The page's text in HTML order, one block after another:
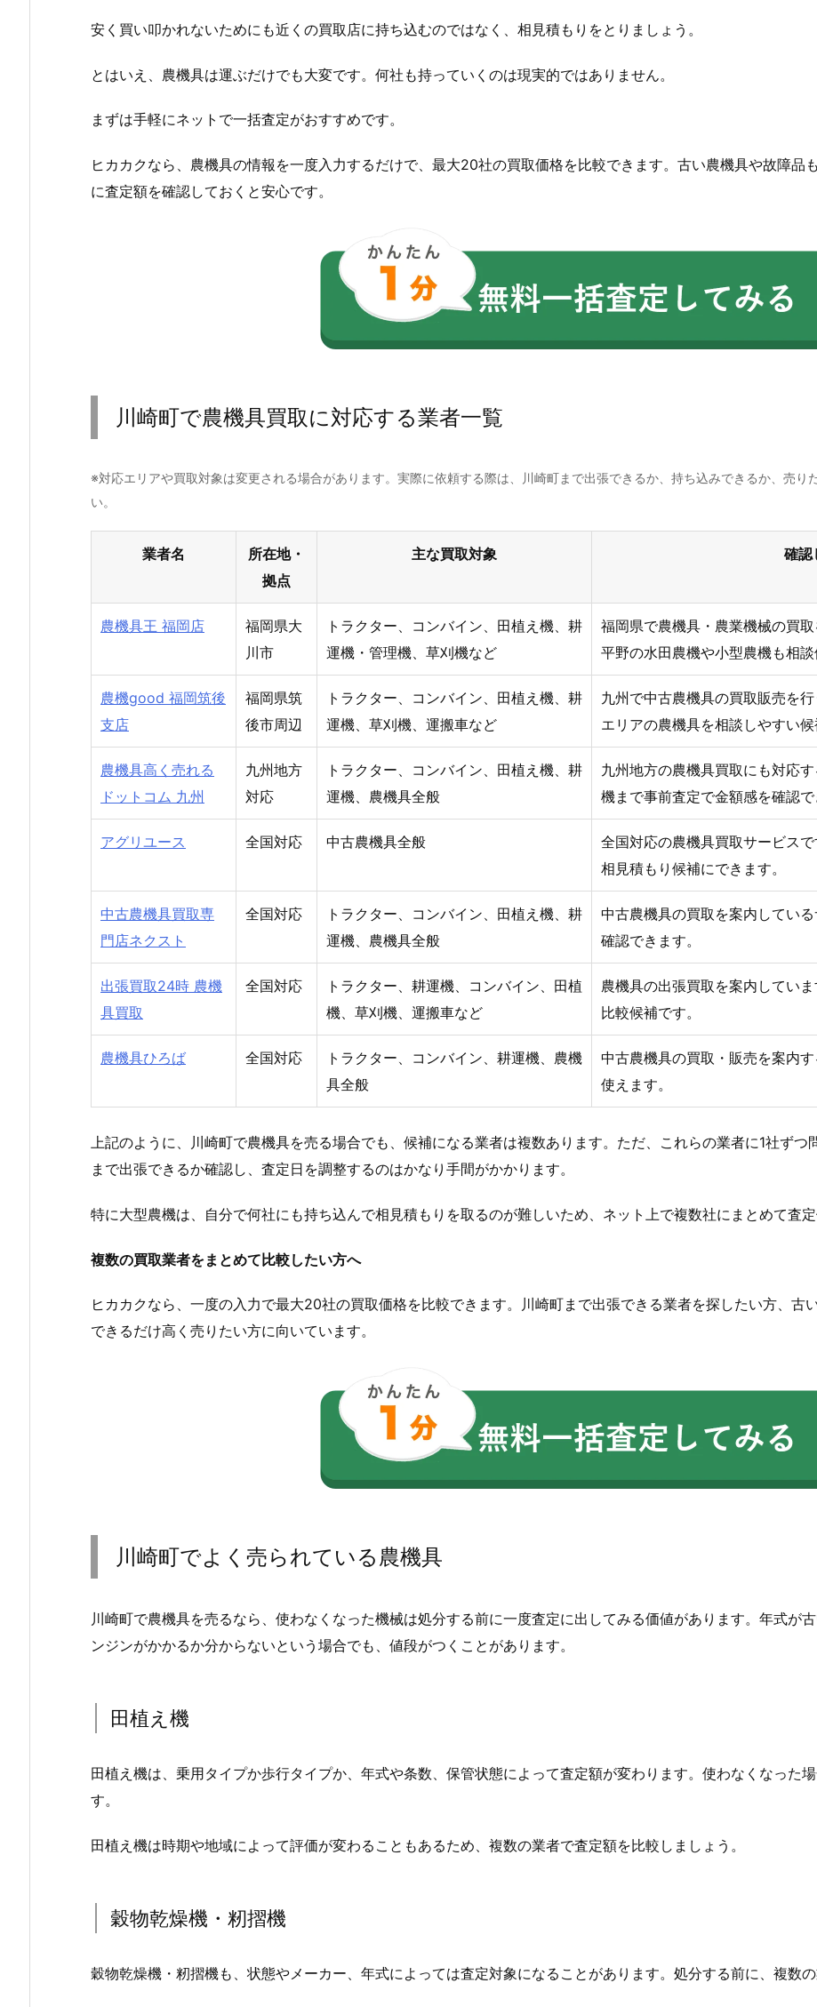
安く買い叩かれないためにも近くの買取店に持ち込むのではなく、相見積もりをとりましょう。
とはいえ、農機具は運ぶだけでも大変です。何社も持っていくのは現実的ではありません。
まずは手軽にネットで一括査定がおすすめです。
ヒカカクなら、農機具の情報を一度入力するだけで、最大20社の買取価格を比較できます。古い農機具や故障品
に査定額を確認しておくと安心です。
川崎町で農機具買取に対応する業者一覧
※対応エリアや買取対象は変更される場合があります。実際に依頼する際は、川崎町まで出張できるか、持ち込みできるか、売り
い。
業者名
所在地・
拠点
主な買取対象 確認
農機具王 福岡店
福岡県大
川市
トラクター、コンバイン、田植え機、耕
運機・管理機、草刈機など
福岡県で農機具・農業機械の買
平野の水田農機や小型農機も相談
農機good 福岡筑後
支店
福岡県筑
後市周辺
トラクター、コンバイン、田植え機、耕
運機、草刈機、運搬車など
九州で中古農機具の買取販売を
エリアの農機具を相談しやすい候
農機具高く売れる
ドットコム 九州
九州地方
対応
トラクター、コンバイン、田植え機、耕
運機、農機具全般
九州地方の農機具買取にも対応
機まで事前査定で金額感を確認で
アグリユース 全国対応 中古農機具全般
全国対応の農機具買取サービス
相見積もり候補にできます。
中古農機具買取専
門店ネクスト
全国対応
トラクター、コンバイン、田植え機、耕
運機、農機具全般
中古農機具の買取を案内してい
確認できます。
出張買取24時 農機
具買取
全国対応
トラクター、耕運機、コンバイン、田植
機、草刈機、運搬車など
農機具の出張買取を案内してい
比較候補です。
農機具ひろば 全国対応
トラクター、コンバイン、耕運機、農機
具全般
中古農機具の買取・販売を案内
使えます。
上記のように、川崎町で農機具を売る場合でも、候補になる業者は複数あります。ただ、これらの業者に1社ず
まで出張できるか確認し、査定日を調整するのはかなり手間がかかります。
特に大型農機は、自分で何社にも持ち込んで相見積もりを取るのが難しいため、ネット上で複数社にまとめて査
複数の買取業者をまとめて比較したい方へ
ヒカカクなら、一度の入力で最大20社の買取価格を比較できます。川崎町まで出張できる業者を探したい方、古
できるだけ高く売りたい方に向いています。
川崎町でよく売られている農機具
川崎町で農機具を売るなら、使わなくなった機械は処分する前に一度査定に出してみる価値があります。年式が
ンジンがかかるか分からないという場合でも、値段がつくことがあります。
田植え機
田植え機は、乗用タイプか歩行タイプか、年式や条数、保管状態によって査定額が変わります。使わなくなった
す。
田植え機は時期や地域によって評価が変わることもあるため、複数の業者で査定額を比較しましょう。
穀物乾燥機・籾摺機
穀物乾燥機・籾摺機も、状態やメーカー、年式によっては査定対象になることがあります。処分する前に、複数